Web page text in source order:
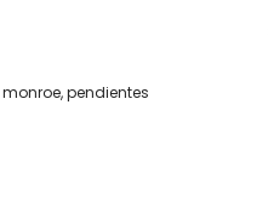
monroe,pendientes